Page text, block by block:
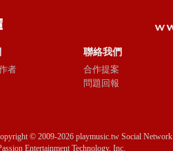
者
聯絡我們
合作提案
問題回報
© 2009-2026 playmusic.tw Social Network
Entertainment Technology, Inc.